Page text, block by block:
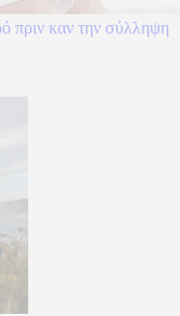
πριν καν την σύλληψη